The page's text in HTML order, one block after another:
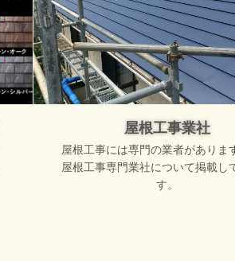
屋根工事業社
屋根工事には専門の業者がありま
屋根工事専門業社について掲載し
す。